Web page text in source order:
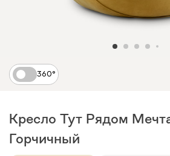
360°
Кресло Тут Рядом
Горчичный
Арт. 276955